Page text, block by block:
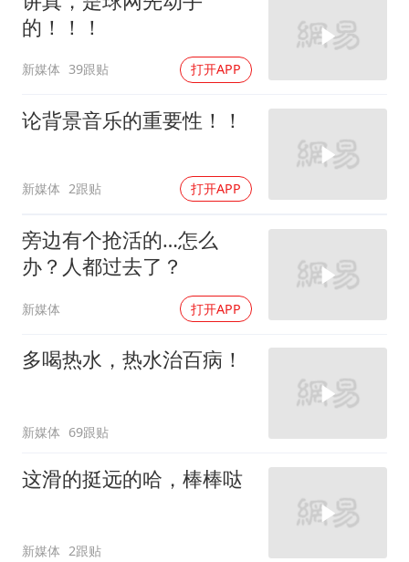
的！！！
新媒体 39跟贴 打开APP
论背景音乐的重要性！！
新媒体 2跟贴 打开APP
旁边有个抢活的…怎么
办？人都过去了？
新媒体 打开APP
多喝热水，热水治百病！
新媒体 69跟贴
这滑的挺远的哈，棒棒哒
新媒体 2跟贴